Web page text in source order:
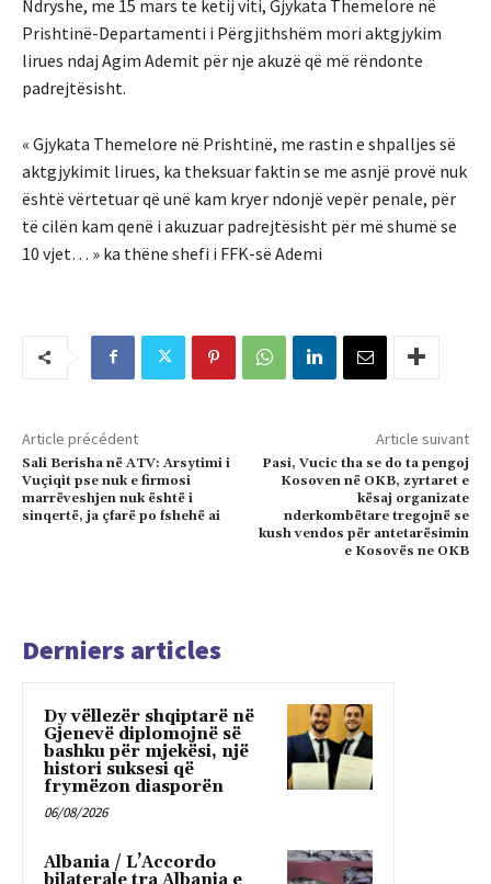
Ndryshe, me 15 mars te ketij viti, Gjykata Themelore në
Prishtinë-Departamenti i Përgjithshëm mori aktgjykim
lirues ndaj Agim Ademit për nje akuzë që më rëndonte
padrejtësisht.
« Gjykata Themelore në Prishtinë, me rastin e shpalljes së
aktgjykimit lirues, ka theksuar faktin se me asnjë provë nuk
është vërtetuar që unë kam kryer ndonjë vepër penale, për
të cilën kam qenë i akuzuar padrejtësisht për më shumë se
10 vjet… » ka thëne shefi i FFK-së Ademi
Article précédent
Sali Berisha në ATV: Arsytimi i
Vuçiqit pse nuk e firmosi
marrëveshjen nuk është i
sinqertë, ja çfarë po fshehë ai
Article suivant
Pasi, Vucic tha se do ta pengoj
Kosoven në OKB, zyrtaret e
kësaj organizate
nderkombëtare tregojnë se
kush vendos për antetarësimin
e Kosovës ne OKB
Derniers articles
Dy vëllezër shqiptarë në
Gjenevë diplomojnë së
bashku për mjekësi, një
histori suksesi që
frymëzon diasporën
06/08/2026
Albania / L’Accordo